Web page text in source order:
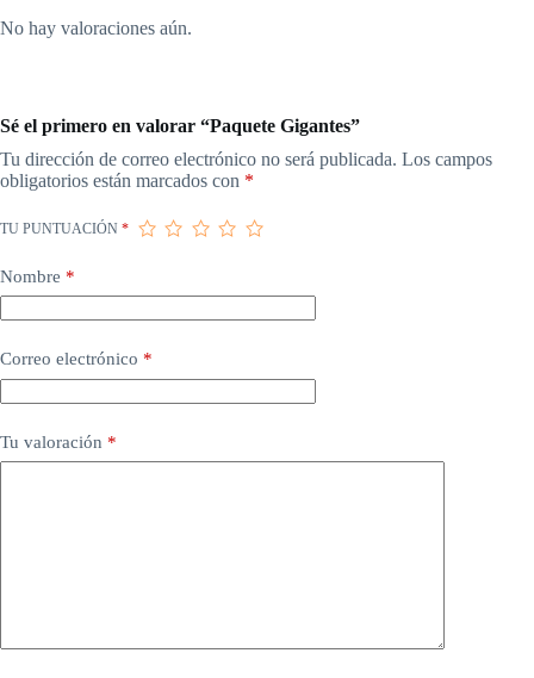
No hay valoraciones aún.
Sé el primero en valorar “Paquete Gigantes”
Tu dirección de correo electrónico no será publicada. Los campos
obligatorios están marcados con *
TU PUNTUACIÓN *
Nombre *
Correo electrónico *
Tu valoración *